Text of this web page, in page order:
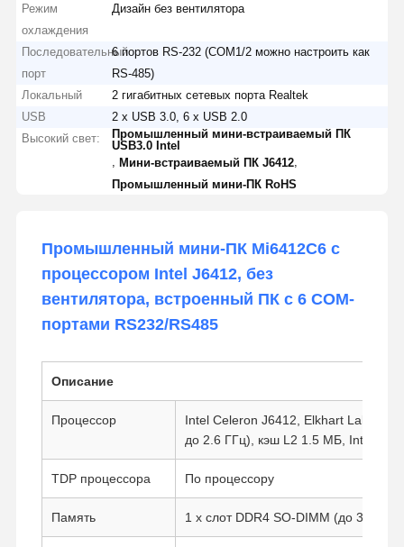
Режим
охлаждения
Дизайн без вентилятора
Последовательный
порт
6 портов RS-232 (COM1/2 можно настроить как
RS-485)
Локальный
2 гигабитных сетевых порта Realtek
USB
2 х USB 3.0, 6 x USB 2.0
Высокий свет:
Промышленный мини-встраиваемый ПК
USB3.0 Intel
,Мини-встраиваемый ПК J6412
Промышленный мини-ПК RoHS
Промышленный мини-ПК Mi6412C6 с
процессором Intel J6412, без
вентилятора, встроенный ПК с 6 COM-
портами RS232/RS485
Описание
Процессор
Intel Celeron J6412, Elkhart Lake, 4
до 2.6 ГГц), кэш L2 1.5 МБ, Intel
TDP процессора По процессору
Память 1 x слот DDR4 SO-DIMM (до 32 ГБ)